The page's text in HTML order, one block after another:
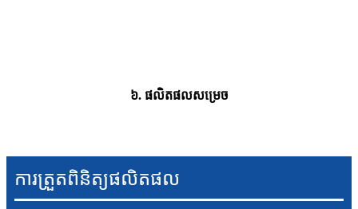
៦. ផលិតផលសម្រេច
ការត្រួតពិនិត្យផលិតផល